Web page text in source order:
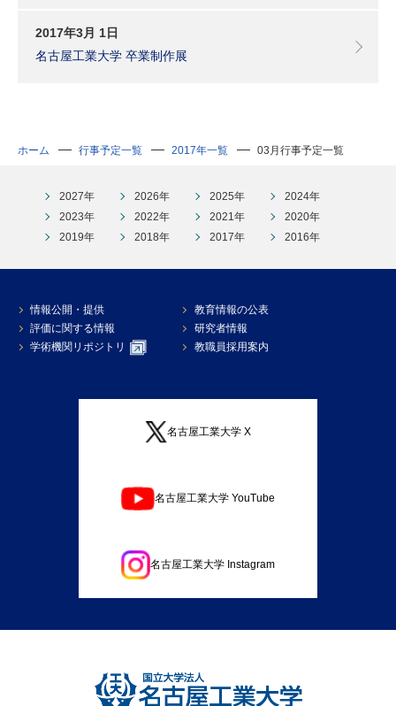
2017年3月 1日
名古屋工業大学 卒業制作展
ホーム 行事予定一覧 2017年一覧 03月行事予定一覧
2027年 2026年 2025年
2024年
2023年
2022年 2021年
2020年
2019年
2018年 2017年 2016年
情報公開・提供
教育情報の公表
評価に関する情報
研究者情報
学術機関リポジトリ
教職員採用案内
名古屋工業大学 X
名古屋工業大学 YouTube
名古屋工業大学 Instagram